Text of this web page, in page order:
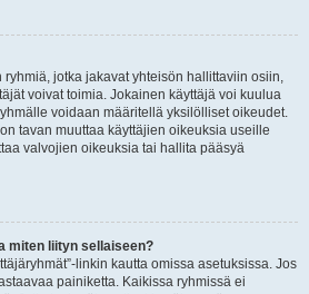
ryhmiä, jotka jakavat yhteisön hallittaviin osiin,
voivat toimia. Jokainen käyttäjä voi kuulua
voidaan määritellä yksilölliset oikeudet.
tavan muuttaa käyttäjien oikeuksia useille
valvojien oikeuksia tai hallita pääsyä
miten liityn sellaiseen?
linkin kautta omissa asetuksissa. Jos
painiketta. Kaikissa ryhmissä ei